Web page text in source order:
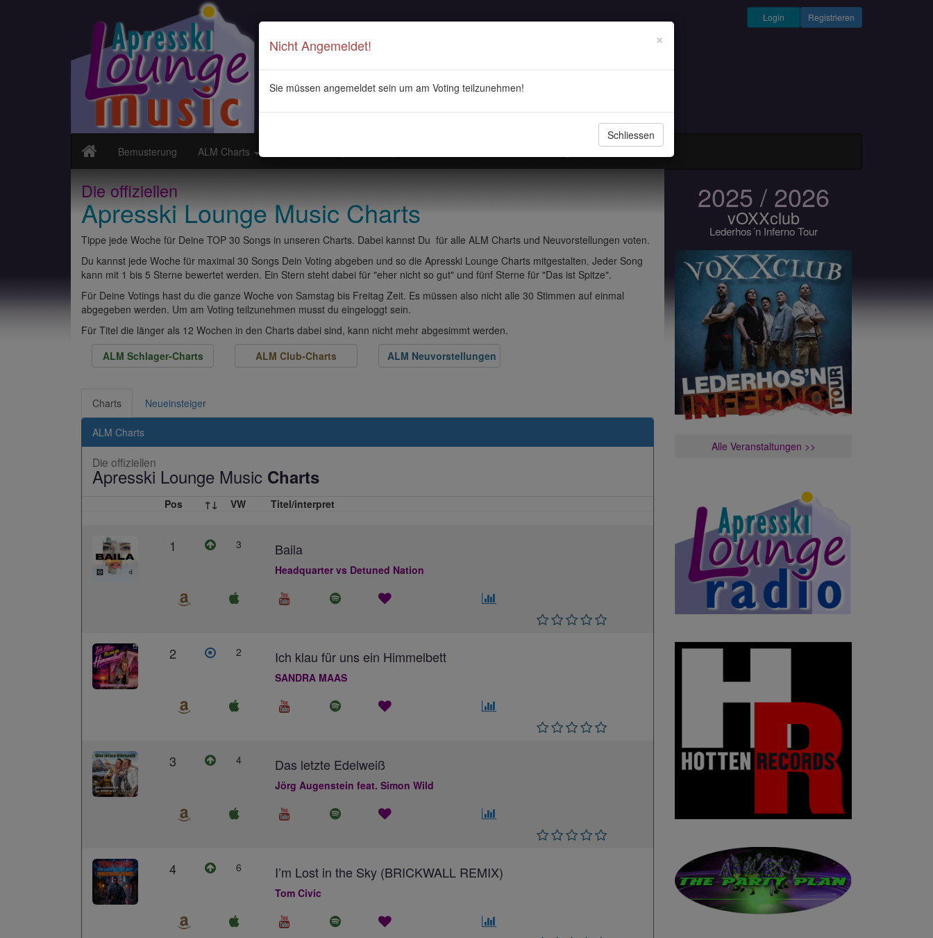
Registrieren
Login
Bemusterung ALM Charts
Die offiziellen
Apresski Lounge Music Charts
Tippe jede Woche für Deine TOP 30 Songs in unseren Charts. Dabei kannst Du für alle ALM Charts und Neuvorstellungen voten.
Du kannst jede Woche für maximal 30 Songs Dein Voting abgeben und so die Apresski Lounge Charts mitgestalten. Jeder Song
kann mit 1 bis 5 Sterne bewertet werden. Ein Stern steht dabei für "eher nicht so gut" und fünf Sterne für "Das ist Spitze".
Für Deine Votings hast du die ganze Woche von Samstag bis Freitag Zeit. Es müssen also nicht alle 30 Stimmen auf einmal
abgegeben werden. Um am Voting teilzunehmen musst du eingeloggt sein.
Für Titel die länger als 12 Wochen in den Charts dabei sind, kann nicht mehr abgesimmt werden.
ALM Schlager-Charts
ALM Club-Charts ALM Neuvorstellungen
×
Nicht Angemeldet!
Sie müssen angemeldet sein um am Voting teilzunehmen!
Schliessen
Charts Neueinsteiger
ALM Charts
Die offiziellen
Apresski Lounge Music Charts
Pos ↑↓ VW Titel/interpret
1 3 Baila
Headquarter vs Detuned Nation
2 2 Ich klau für uns ein Himmelbett
SANDRA MAAS
3 4 Das letzte Edelweiß
Jörg Augenstein feat. Simon Wild
4 6 I’m Lost in the Sky (BRICKWALL REMIX)
Tom Civic
2025 / 2026
vOXXclub
Lederhos´n Inferno Tour
Alle Veranstaltungen >>